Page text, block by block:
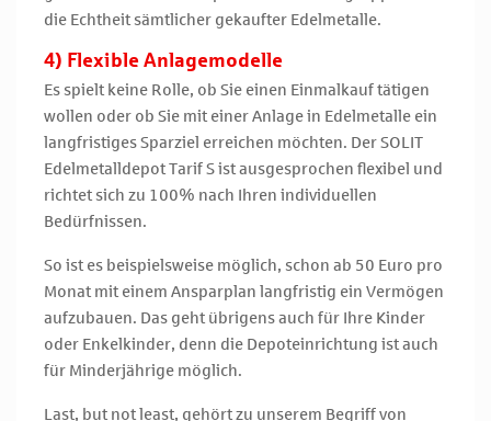
die Echtheit sämtlicher gekaufter Edelmetalle.
4) Flexible Anlagemodelle
Es spielt keine Rolle, ob Sie einen Einmalkauf tätigen
wollen oder ob Sie mit einer Anlage in Edelmetalle ein
langfristiges Sparziel erreichen möchten. Der SOLIT
Edelmetalldepot Tarif S ist ausgesprochen flexibel und
richtet sich zu 100% nach Ihren individuellen
Bedürfnissen.
So ist es beispielsweise möglich, schon ab 50 Euro pro
Monat mit einem Ansparplan langfristig ein Vermögen
aufzubauen. Das geht übrigens auch für Ihre Kinder
oder Enkelkinder, denn die Depoteinrichtung ist auch
für Minderjährige möglich.
Last, but not least, gehört zu unserem Begriff von